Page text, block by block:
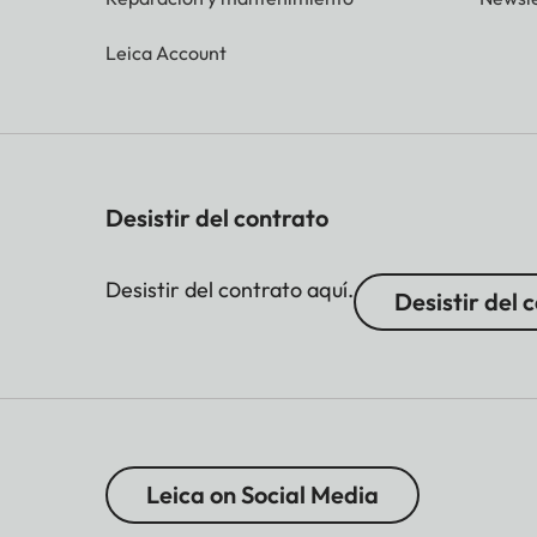
Leica Account
Desistir del contrato
Desistir del contrato aquí. Desistir del
Leica on Social Media